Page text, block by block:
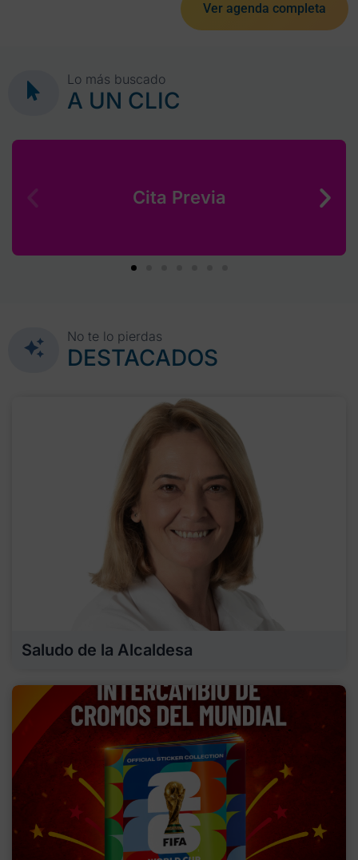
Ver agenda completa
Lo más buscado
A UN CLIC
Cita Previa
No te lo pierdas
DESTACADOS
Saludo de la Alcaldesa